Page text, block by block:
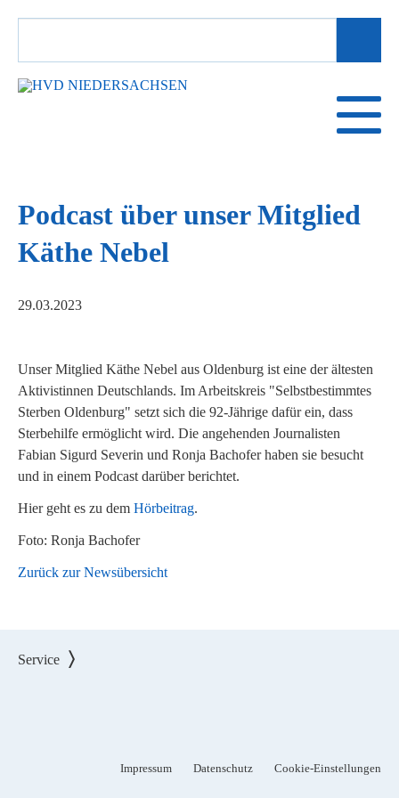
SUCHBEGRIFFE
Podcast über unser Mitglied
Käthe Nebel
29.03.2023
Unser Mitglied Käthe Nebel aus Oldenburg ist eine der ältesten
Aktivistinnen Deutschlands. Im Arbeitskreis "Selbstbestimmtes
Sterben Oldenburg" setzt sich die 92-Jährige dafür ein, dass
Sterbehilfe ermöglicht wird. Die angehenden Journalisten
Fabian Sigurd Severin und Ronja Bachofer haben sie besucht
und in einem Podcast darüber berichtet.
Hier geht es zu dem Hörbeitrag.
Foto: Ronja Bachofer
Zurück zur Newsübersicht
Service
Impressum Datenschutz Cookie-Einstellungen